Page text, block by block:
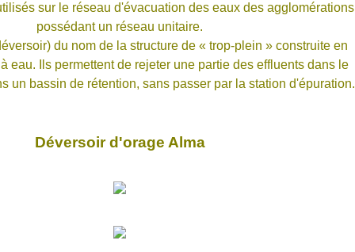
sur le réseau d'évacuation des eaux des agglomérations
possédant un réseau unitaire.
) du nom de la structure de « trop-plein » construite en
eau. Ils permettent de rejeter une partie des effluents dans le
un bassin de rétention, sans passer par la station d'épuration.
Déversoir d'orage Alma